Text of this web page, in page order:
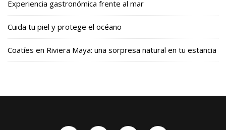
Experiencia gastronómica frente al mar
Cuida tu piel y protege el océano
Coatíes en Riviera Maya: una sorpresa natural en tu estancia